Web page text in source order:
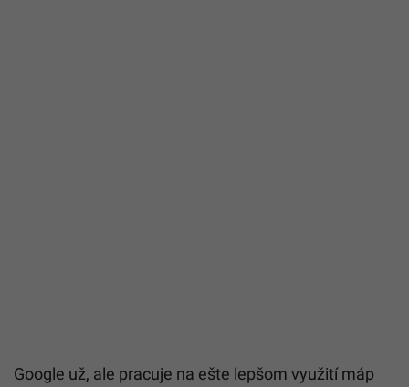
Google už, ale pracuje na ešte lepšom využití máp